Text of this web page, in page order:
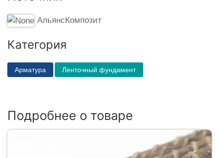
АльянсКомпозит
Категория
Арматура Ленточный фундамент
Подробнее о товаре